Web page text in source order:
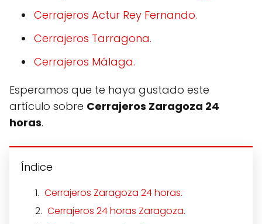
Cerrajeros Actur Rey Fernando.
Cerrajeros Tarragona.
Cerrajeros Málaga.
Esperamos que te haya gustado este
artículo sobre Cerrajeros Zaragoza 24
horas.
Índice
Cerrajeros Zaragoza 24 horas.
Cerrajeros 24 horas Zaragoza.